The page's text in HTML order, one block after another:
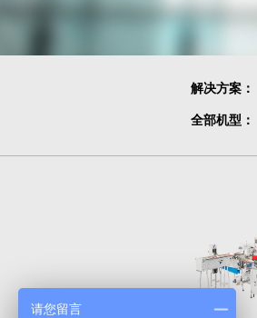
解决方案 ：
全部机型 ：
请您留言